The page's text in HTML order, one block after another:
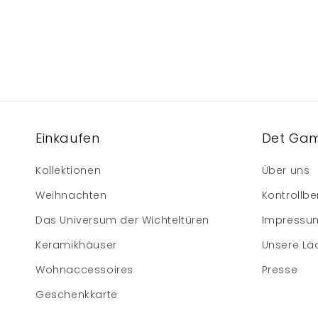
Einkaufen
Kollektionen
Weihnachten
Das Universum der Wichteltüren
Keramikhäuser
Wohnaccessoires
Geschenkkarte
Det
Über uns
Unsere
Presse